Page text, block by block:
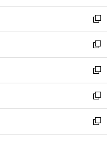
開
く
ウ
で
開
く
ン
ド
ウ
で
開
く
ウ
ィ
ン
ド
ウ
で
開
く
新
し
い
ウ
ィ
ン
ド
ウ
で
開
新
し
い
ウ
ィ
ン
ド
ウ
新
し
い
ウ
ィ
ン
新
し
い
ウ
新
し